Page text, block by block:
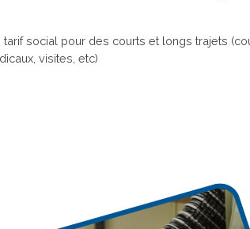
social pour des courts et longs trajets
visites, etc)